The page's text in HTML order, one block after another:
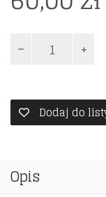
Przywództwo
czasach.
podręcznik
Dodaj do
Opis